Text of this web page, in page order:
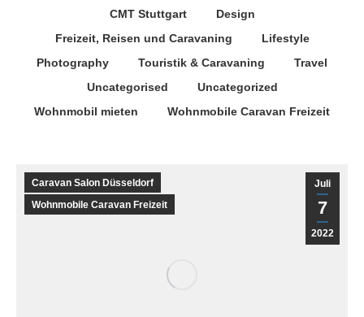
CMT Stuttgart
Design
Freizeit, Reisen und Caravaning
Lifestyle
Photography
Touristik & Caravaning
Travel
Uncategorised
Uncategorized
Wohnmobil mieten
Wohnmobile Caravan Freizeit
Juli
7
2022
Caravan Salon Düsseldorf
Wohnmobile Caravan Freizeit